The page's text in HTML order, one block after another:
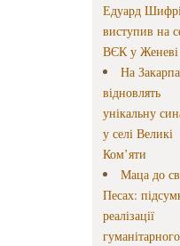
Едуард
виступив на
ВЄК у Женеві
На
відновлять
унікальну
у селі Великі
Ком’яти
Маца до
Песах:
реалізації
гуманітарного